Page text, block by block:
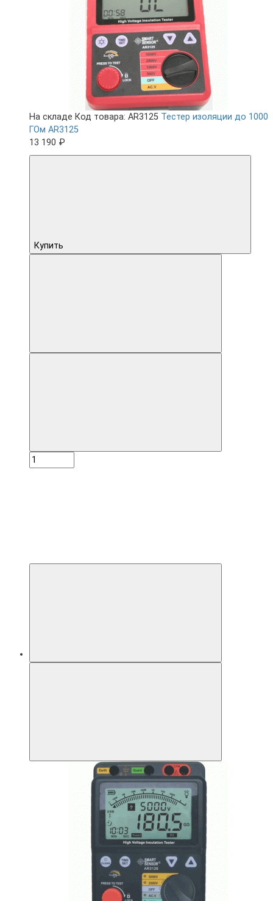
На складе Код товара: AR3125 Тестер изоляции до 1000
ГОм AR3125
13 190 ₽
Купить